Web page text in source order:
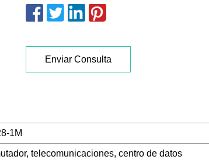
Enviar Consulta
1M
telecomunicaciones, centro de datos